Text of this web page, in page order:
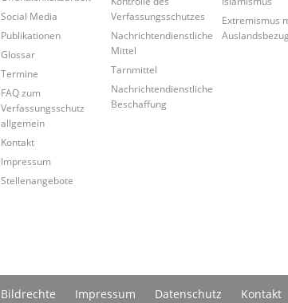
Social Media
Publikationen
Glossar
Termine
FAQ zum
Verfassungsschutz
allgemein
Kontakt
Impressum
Stellenangebote
Verfassungsschutzes
Nachrichtendienstliche
Mittel
Tarnmittel
Nachrichtendienstliche
Beschaffung
Extremismus
Auslandsbezug
Bildrechte Impressum Datenschutz Kontakt